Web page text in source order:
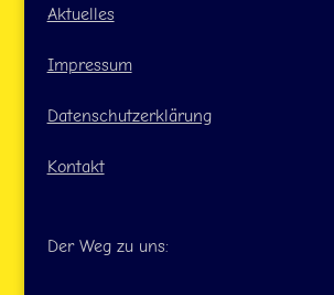
Aktuelles
Impressum
Datenschutzerklärung
Kontakt
Der Weg zu uns: